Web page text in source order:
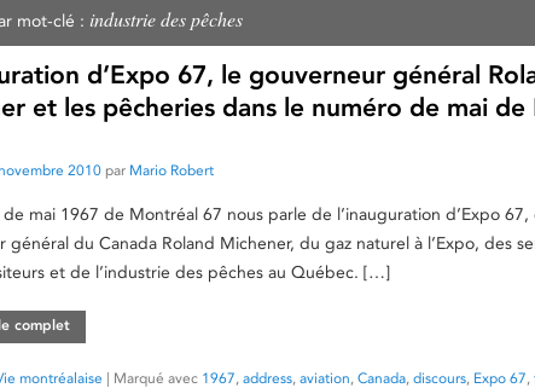
mot-clé : industrie des pêches
d’Expo 67, le gouverneur général
et les pêcheries dans le numéro de mai
2010 par Mario Robert
mai 1967 de Montréal 67 nous parle de l’inauguration d’Expo 67,
général du Canada Roland Michener, du gaz naturel à l’Expo, des
et de l’industrie des pêches au Québec. […]
complet
montréalaise | Marqué avec 1967, address, aviation, Canada, discours, Expo 67,